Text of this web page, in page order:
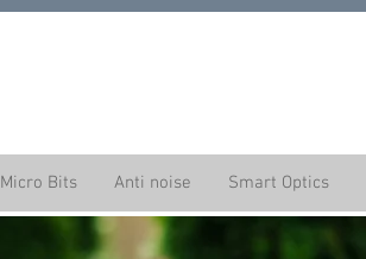
Micro Bits Anti noise Smart Optics